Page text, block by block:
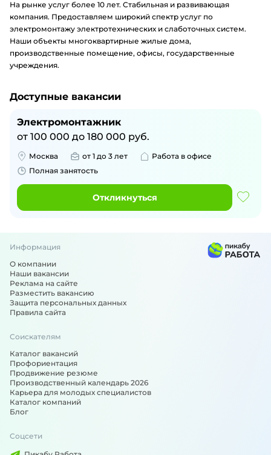
На рынке услуг более 10 лет. Стабильная и развивающая
компания. Предоставляем широкий спектр услуг по
электромонтажу электротехнических и слаботочных систем.
Наши объекты многоквартирные жилые дома,
производственные помещение, офисы, государственные
учреждения.
Доступные вакансии
Электромонтажник
от 100 000 до 180 000 руб.
Москва от 1 до 3 лет
Работа в офисе
Полная занятость
Откликнуться
Информация
О компании
Наши вакансии
Реклама на сайте
Разместить вакансию
Защита персональных данных
Правила сайта
Соискателям
Каталог вакансий
Профориентация
Продвижение резюме
Производственный календарь 2026
Карьера для молодых специалистов
Каталог компаний
Блог
Соцсети